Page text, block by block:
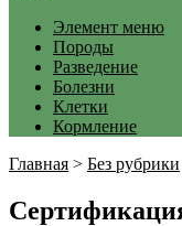
Элемент меню
Породы
Разведение
Болезни
Клетки
Кормление
Главная > Без рубрики